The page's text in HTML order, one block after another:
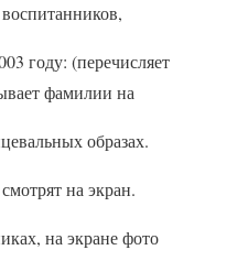
году: (перечисляет
фамилии на
образах.
на экран.
на экране фото